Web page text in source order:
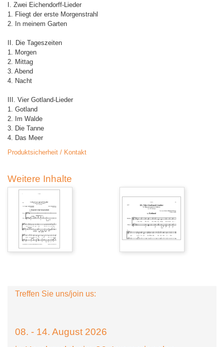
I. Zwei Eichendorff-Lieder
1. Fliegt der erste Morgenstrahl
2. In meinem Garten
II. Die Tageszeiten
1. Morgen
2. Mittag
3. Abend
4. Nacht
III. Vier Gotland-Lieder
1. Gotland
2. Im Walde
3. Die Tanne
4. Das Meer
Produktsicherheit / Kontakt
Weitere Inhalte
Treffen Sie uns/join us:
08. - 14. August 2026